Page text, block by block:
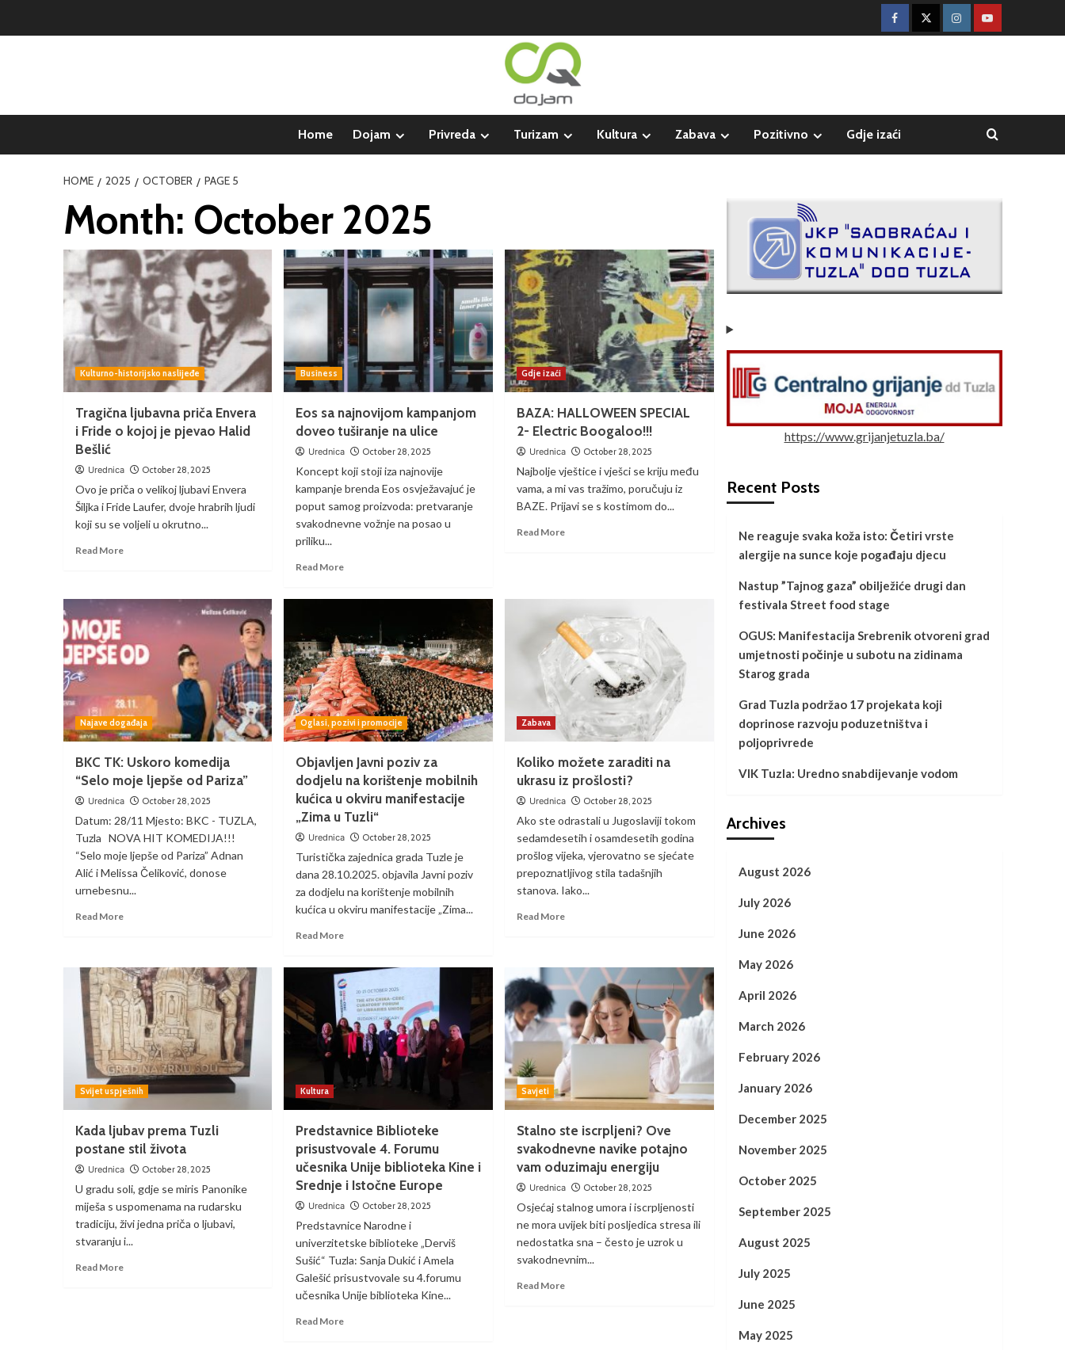
Home Dojam Privreda Turizam Kultura Zabava Pozitivno Gdje izaći
HOME 2025 OCTOBER PAGE 5
Month: October 2025
Kulturno-historijsko naslijeđe
Tragična ljubavna priča Envera
i Fride o kojoj je pjevao Halid
Bešlić
Urednica October 28, 2025
Ovo je priča o velikoj ljubavi Envera
Šiljka i Fride Laufer, dvoje hrabrih ljudi
koji su se voljeli u okrutno...
Read More
Business
Eos sa najnovijom kampanjom
doveo tuširanje na ulice
Urednica October 28, 2025
Koncept koji stoji iza najnovije
kampanje brenda Eos osvježavajuć je
poput samog proizvoda: pretvaranje
svakodnevne vožnje na posao u
priliku...
Read More
Gdje izaći
BAZA: HALLOWEEN SPECIAL
2- Electric Boogaloo!!!
Urednica October 28, 2025
Najbolje vještice i vješci se kriju među
vama, a mi vas tražimo, poručuju iz
BAZE. Prijavi se s kostimom do...
Read More
Najave događaja
BKC TK: Uskoro komedija
“Selo moje ljepše od Pariza”
Urednica October 28, 2025
Datum: 28/11 Mjesto: BKC - TUZLA,
Tuzla NOVA HIT KOMEDIJA!!!
“Selo moje ljepše od Pariza” Adnan
Alić i Melissa Čeliković, donose
urnebesnu...
Read More
Oglasi, pozivi i promocije
Objavljen Javni poziv za
dodjelu na korištenje mobilnih
kućica u okviru manifestacije
„Zima u Tuzli“
Urednica October 28, 2025
Turistička zajednica grada Tuzle je
dana 28.10.2025. objavila Javni poziv
za dodjelu na korištenje mobilnih
kućica u okviru manifestacije „Zima...
Read More
Zabava
Koliko možete zaraditi na
ukrasu iz prošlosti?
Urednica October 28, 2025
Ako ste odrastali u Jugoslaviji tokom
sedamdesetih i osamdesetih godina
prošlog vijeka, vjerovatno se sjećate
prepoznatljivog stila tadašnjih
stanova. Iako...
Read More
Svijet uspješnih
Kada ljubav prema Tuzli
postane stil života
Urednica October 28, 2025
U gradu soli, gdje se miris Panonike
miješa s uspomenama na rudarsku
tradiciju, živi jedna priča o ljubavi,
stvaranju i...
Read More
Kultura
Predstavnice Biblioteke
prisustvovale 4. Forumu
učesnika Unije biblioteka Kine i
Srednje i Istočne Europe
Urednica October 28, 2025
Predstavnice Narodne i
univerzitetske biblioteke „Derviš
Sušić“ Tuzla: Sanja Dukić i Amela
Galešić prisustvovale su 4.forumu
učesnika Unije biblioteka Kine...
Read More
Savjeti
Stalno ste iscrpljeni? Ove
svakodnevne navike potajno
vam oduzimaju energiju
Urednica October 28, 2025
Osjećaj stalnog umora i iscrpljenosti
ne mora uvijek biti posljedica stresa ili
nedostatka sna – često je uzrok u
svakodnevnim...
Read More
https://www.grijanjetuzla.ba/
Recent Posts
Ne reaguje svaka koža isto: Četiri vrste
alergije na sunce koje pogađaju djecu
Nastup ”Tajnog gaza” obilježiće drugi dan
festivala Street food stage
OGUS: Manifestacija Srebrenik otvoreni grad
umjetnosti počinje u subotu na zidinama
Starog grada
Grad Tuzla podržao 17 projekata koji
doprinose razvoju poduzetništva i
poljoprivrede
VIK Tuzla: Uredno snabdijevanje vodom
Archives
August 2026
July 2026
June 2026
May 2026
April 2026
March 2026
February 2026
January 2026
December 2025
November 2025
October 2025
September 2025
August 2025
July 2025
June 2025
May 2025